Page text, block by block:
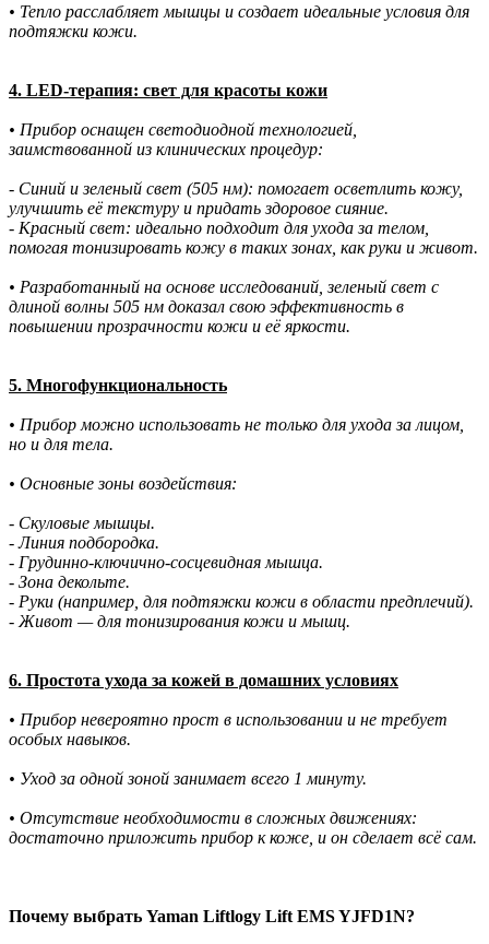
• Тепло расслабляет мышцы и создает идеальные условия для
подтяжки кожи.
4. LED-терапия: свет для красоты кожи
• Прибор оснащен светодиодной технологией,
заимствованной из клинических процедур:
- Синий и зеленый свет (505 нм): помогает осветлить кожу,
улучшить её текстуру и придать здоровое сияние.
- Красный свет: идеально подходит для ухода за телом,
помогая тонизировать кожу в таких зонах, как руки и живот.
• Разработанный на основе исследований, зеленый свет с
длиной волны 505 нм доказал свою эффективность в
повышении прозрачности кожи и её яркости.
5. Многофункциональность
• Прибор можно использовать не только для ухода за лицом,
но и для тела.
• Основные зоны воздействия:
- Скуловые мышцы.
- Линия подбородка.
- Грудинно-ключично-сосцевидная мышца.
- Зона декольте.
- Руки (например, для подтяжки кожи в области предплечий).
- Живот — для тонизирования кожи и мышц.
6. Простота ухода за кожей в домашних условиях
• Прибор невероятно прост в использовании и не требует
особых навыков.
• Уход за одной зоной занимает всего 1 минуту.
• Отсутствие необходимости в сложных движениях:
достаточно приложить прибор к коже, и он сделает всё сам.
Почему выбрать Yaman Liftlogy Lift EMS YJFD1N?